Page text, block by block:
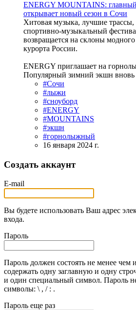
ENERGY MOUNTAINS:
открывает новый сезон в Сочи
Хитовая музыка, лучшие трассы,
спортивно-музыкальный
возвращается на склоны
курорта России.
ENERGY приглашает на
Популярный зимний экшн вновь
#Сочи
#лыжи
#сноуборд
#ENERGY
#MOUNTAINS
#экшн
#горнолыжный
16 января 2024 г.
Создать аккаунт
E-mail
Вы будете использовать Ваш адрес
входа.
Пароль
Пароль должен состоять не менее чем
содержать одну заглавную и одну
и один специальный символ. Пароль
символы: \ , / : .
Пароль еще раз